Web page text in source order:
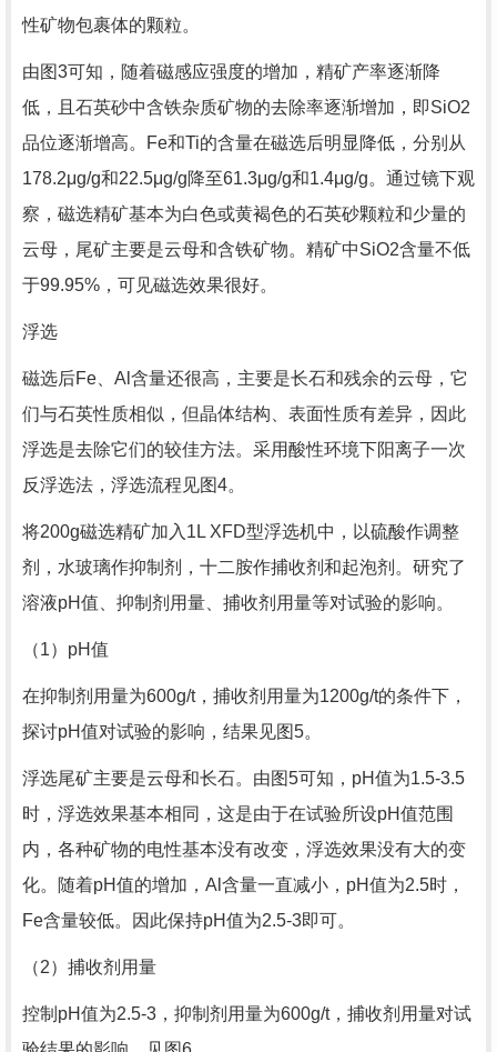
性矿物包裹体的颗粒。
由图3可知，随着磁感应强度的增加，精矿产率逐渐降
低，且石英砂中含铁杂质矿物的去除率逐渐增加，即SiO2
品位逐渐增高。Fe和Ti的含量在磁选后明显降低，分别从
178.2μg/g和22.5μg/g降至61.3μg/g和1.4μg/g。通过镜下观
察，磁选精矿基本为白色或黄褐色的石英砂颗粒和少量的
云母，尾矿主要是云母和含铁矿物。精矿中SiO2含量不低
于99.95%，可见磁选效果很好。
浮选
磁选后Fe、Al含量还很高，主要是长石和残余的云母，它
们与石英性质相似，但晶体结构、表面性质有差异，因此
浮选是去除它们的较佳方法。采用酸性环境下阳离子一次
反浮选法，浮选流程见图4。
将200g磁选精矿加入1L XFD型浮选机中，以硫酸作调整
剂，水玻璃作抑制剂，十二胺作捕收剂和起泡剂。研究了
溶液pH值、抑制剂用量、捕收剂用量等对试验的影响。
（1）pH值
在抑制剂用量为600g/t，捕收剂用量为1200g/t的条件下，
探讨pH值对试验的影响，结果见图5。
浮选尾矿主要是云母和长石。由图5可知，pH值为1.5-3.5
时，浮选效果基本相同，这是由于在试验所设pH值范围
内，各种矿物的电性基本没有改变，浮选效果没有大的变
化。随着pH值的增加，Al含量一直减小，pH值为2.5时，
Fe含量较低。因此保持pH值为2.5-3即可。
（2）捕收剂用量
控制pH值为2.5-3，抑制剂用量为600g/t，捕收剂用量对试